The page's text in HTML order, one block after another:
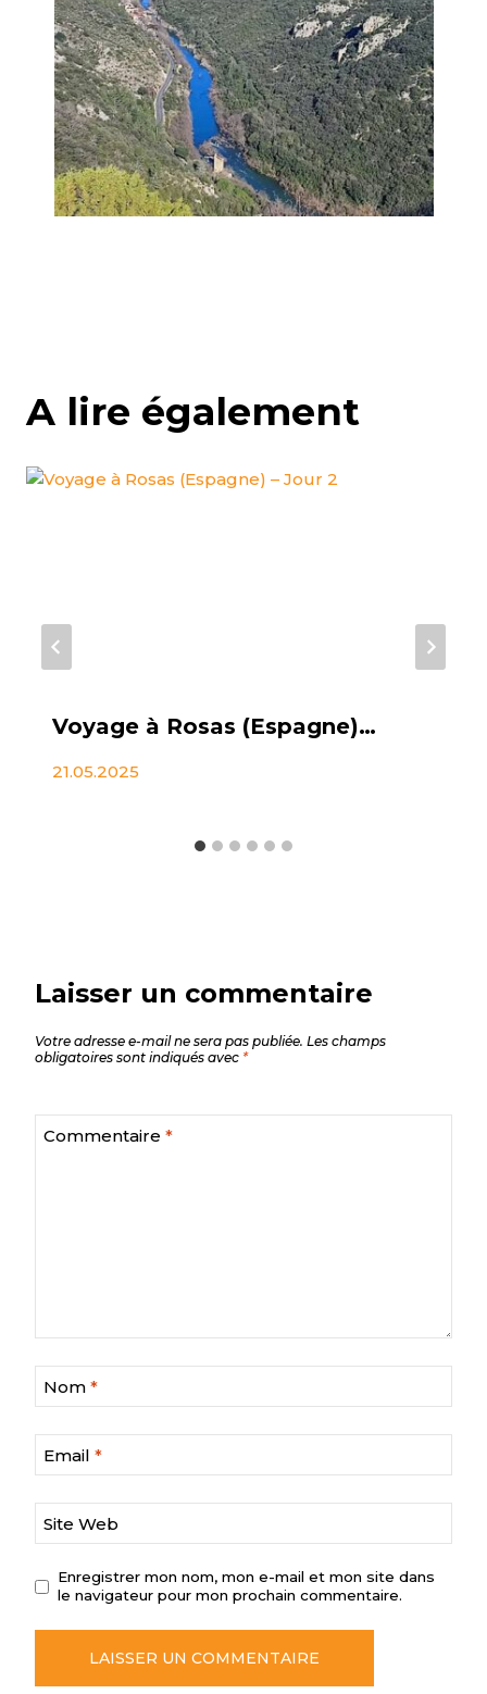
A lire également
Voyage à Rosas (Espagne) – Jour 2
21.05.2025
Laisser un commentaire
Votre adresse e-mail ne sera pas publiée. Les champs
obligatoires sont indiqués avec *
Commentaire *
Nom *
Email *
Site Web
Enregistrer mon nom, mon e-mail et mon site dans
le navigateur pour mon prochain commentaire.